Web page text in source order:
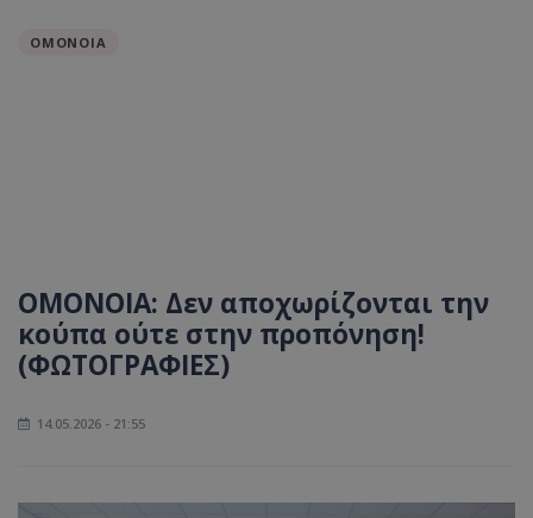
ΟΜΟΝΟΙΑ
ΟΜΟΝΟΙΑ: Δεν αποχωρίζονται την
κούπα ούτε στην προπόνηση!
(ΦΩΤΟΓΡΑΦΙΕΣ)
14.05.2026 - 21:55